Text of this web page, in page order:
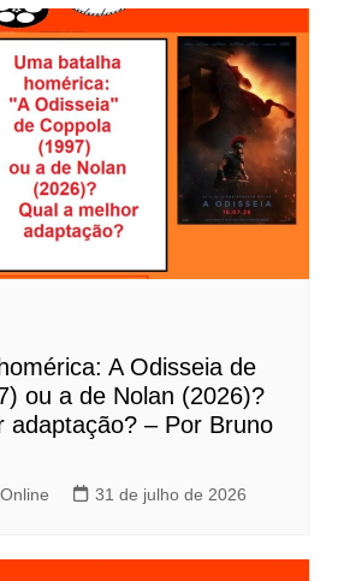
A Odisseia de
ou a de Nolan (2026)?
adaptação? – Por Bruno
31 de julho de 2026